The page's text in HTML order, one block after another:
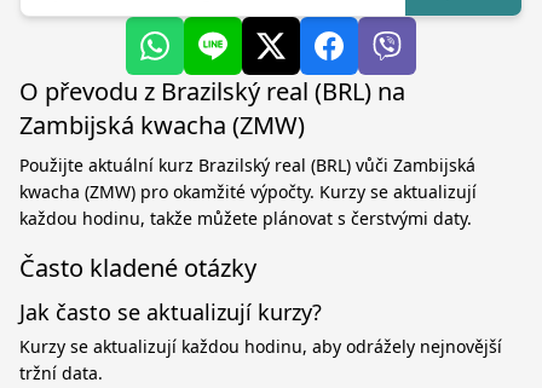
O převodu z Brazilský real (BRL) na
Zambijská kwacha (ZMW)
Použijte aktuální kurz Brazilský real (BRL) vůči Zambijská
kwacha (ZMW) pro okamžité výpočty. Kurzy se aktualizují
každou hodinu, takže můžete plánovat s čerstvými daty.
Často kladené otázky
Jak často se aktualizují kurzy?
Kurzy se aktualizují každou hodinu, aby odrážely nejnovější
tržní data.